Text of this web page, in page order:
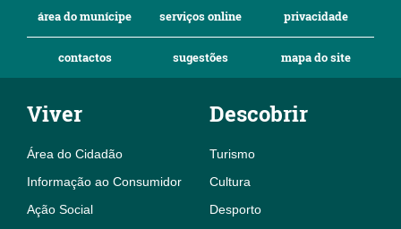
área do munícipe serviços online privacidade
contactos sugestões mapa do site
Viver
Área do Cidadão
Informação ao Consumidor
Ação Social
Descobrir
Turismo
Cultura
Desporto